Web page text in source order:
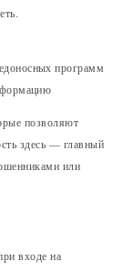
программ
позволяют
здесь — главный
или
входе на